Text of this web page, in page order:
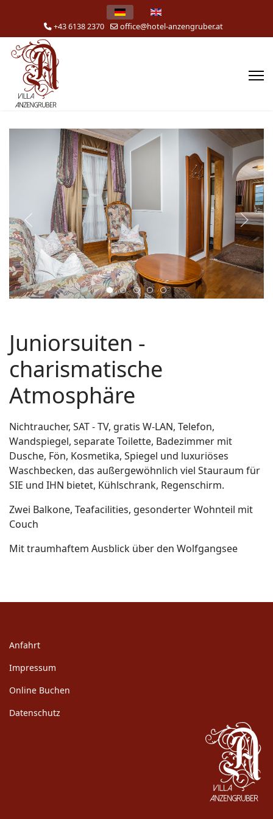
+43 6138 2370 office@hotel-anzengruber.at
juniorsuite4
juniorsuite5
zimmer4
juniorsuite1
juniorsuite2
Juniorsuiten -
charismatische
Atmosphäre
Nichtraucher, SAT - TV, gratis W-LAN, Telefon,
Wandspiegel, separate Toilette, Badezimmer mit
Dusche, Fön, Kosmetika, Spiegel und luxuriöses
Waschbecken, das außergewöhnlich viel Stauraum für
SIE und IHN bietet, Kühlschrank, Regenschirm.
Zwei Balkone, Teafacilities, gesonderter Wohnteil mit
Couch
Mit traumhaftem Ausblick über den Wolfgangsee
Anfahrt
Impressum
Online Buchen
Datenschutz